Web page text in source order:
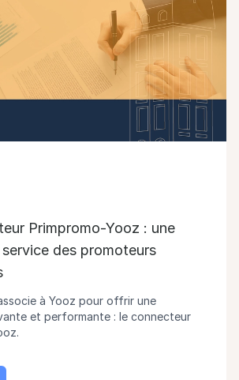
Primpromo-Yooz : une
service des promoteurs
à Yooz pour offrir une
et performante : le connecteur